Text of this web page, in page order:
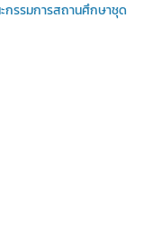
กรรมการสถานศึกษาชุด